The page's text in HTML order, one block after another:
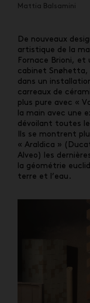
Mattia Balsamini
De nouveaux
artistique de la
Fornace Brioni, et
cabinet Snøhetta,
dans un
carreaux de
plus pure avec «
la main avec une
dévoilant toutes
Ils se montrent
« Araldica »
Alveo) les
la géométrie
terre et l’eau.